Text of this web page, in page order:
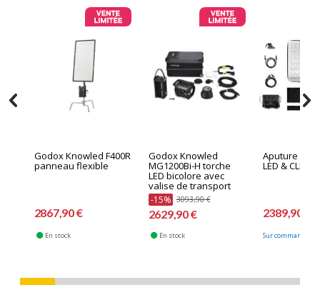
Godox Knowled F400R
panneau flexible
2867,90 €
En stock
Godox Knowled
MG1200Bi-H torche
LED bicolore avec
valise de transport
-15% 3093,90 €
2629,90 €
En stock
Aputure
LED & CLEAR
2389,90 €
Sur commande